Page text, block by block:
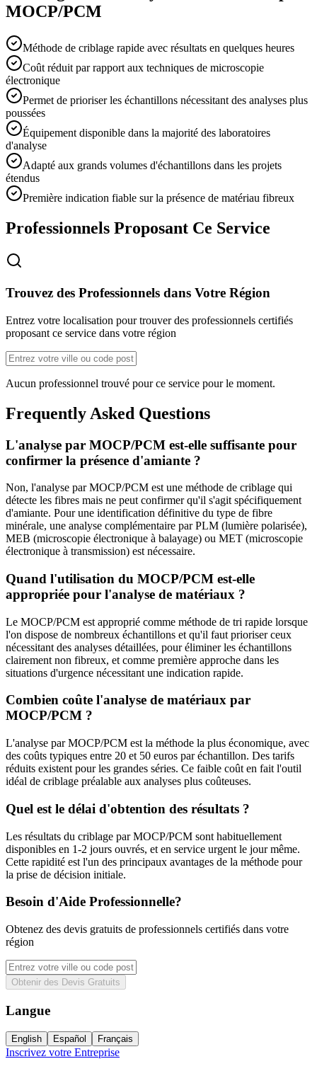
MOCP/PCM
Méthode de criblage rapide avec résultats en quelques heures
Coût réduit par rapport aux techniques de microscopie
électronique
Permet de prioriser les échantillons nécessitant des analyses plus
poussées
Équipement disponible dans la majorité des laboratoires
d'analyse
Adapté aux grands volumes d'échantillons dans les projets
étendus
Première indication fiable sur la présence de matériau fibreux
Professionnels Proposant Ce Service
Trouvez des Professionnels dans Votre Région
Entrez votre localisation pour trouver des professionnels certifiés
proposant ce service dans votre région
Aucun professionnel trouvé pour ce service pour le moment.
Frequently Asked Questions
L'analyse par MOCP/PCM est-elle suffisante pour
confirmer la présence d'amiante ?
Non, l'analyse par MOCP/PCM est une méthode de criblage qui
détecte les fibres mais ne peut confirmer qu'il s'agit spécifiquement
d'amiante. Pour une identification définitive du type de fibre
minérale, une analyse complémentaire par PLM (lumière polarisée),
MEB (microscopie électronique à balayage) ou MET (microscopie
électronique à transmission) est nécessaire.
Quand l'utilisation du MOCP/PCM est-elle
appropriée pour l'analyse de matériaux ?
Le MOCP/PCM est approprié comme méthode de tri rapide lorsque
l'on dispose de nombreux échantillons et qu'il faut prioriser ceux
nécessitant des analyses détaillées, pour éliminer les échantillons
clairement non fibreux, et comme première approche dans les
situations d'urgence nécessitant une indication rapide.
Combien coûte l'analyse de matériaux par
MOCP/PCM ?
L'analyse par MOCP/PCM est la méthode la plus économique, avec
des coûts typiques entre 20 et 50 euros par échantillon. Des tarifs
réduits existent pour les grandes séries. Ce faible coût en fait l'outil
idéal de criblage préalable aux analyses plus coûteuses.
Quel est le délai d'obtention des résultats ?
Les résultats du criblage par MOCP/PCM sont habituellement
disponibles en 1-2 jours ouvrés, et en service urgent le jour même.
Cette rapidité est l'un des principaux avantages de la méthode pour
la prise de décision initiale.
Besoin d'Aide Professionnelle?
Obtenez des devis gratuits de professionnels certifiés dans votre
région
Obtenir des Devis Gratuits
Langue
English Español Français
Inscrivez votre Entreprise